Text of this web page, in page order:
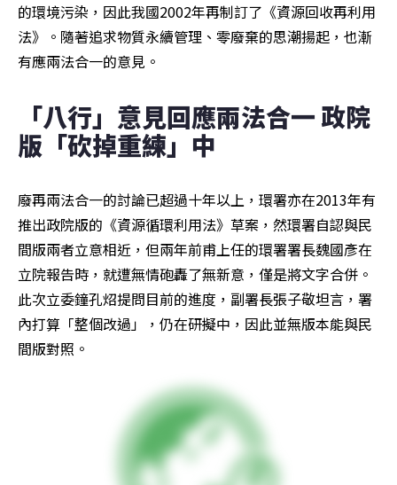
的環境污染，因此我國2002年再制訂了《資源回收再利用
法》。隨著追求物質永續管理、零廢棄的思潮揚起，也漸
有應兩法合一的意見。
「八行」意見回應兩法合一 政院
版「砍掉重練」中
廢再兩法合一的討論已超過十年以上，環署亦在2013年有
推出政院版的《資源循環利用法》草案，然環署自認與民
間版兩者立意相近，但兩年前甫上任的環署署長魏國彥在
立院報告時，就遭無情砲轟了無新意，僅是將文字合併。
此次立委鐘孔炤提問目前的進度，副署長張子敬坦言，署
內打算「整個改過」，仍在研擬中，因此並無版本能與民
間版對照。